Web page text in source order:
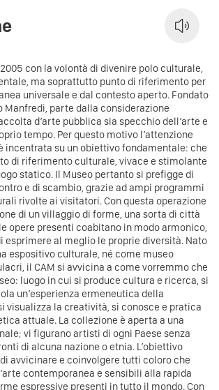
con la volontà di divenire polo culturale,
ma soprattutto punto di riferimento per
universale e dal contesto aperto. Fondato
Manfredi, parte dalla considerazione
d’arte pubblica sia specchio dell’arte e
tempo. Per questo motivo l’attenzione
incentrata su un obiettivo fondamentale: che
di riferimento culturale, vivace e stimolante
statico. Il Museo pertanto si prefigge di
e di scambio, grazie ad ampi programmi
rivolte ai visitatori. Con questa operazione
di un villaggio di forme, una sorta di città
opere presenti coabitano in modo armonico,
esprimere al meglio le proprie diversità. Nato
espositivo culturale, né come museo
il CAM si avvicina a come vorremmo che
luogo in cui si produce cultura e ricerca, si
un’esperienza ermeneutica della
visualizza la creatività, si conosce e pratica
attuale. La collezione è aperta a una
vi figurano artisti di ogni Paese senza
di alcuna nazione o etnia. L’obiettivo
avvicinare e coinvolgere tutti coloro che
contemporanea e sensibili alla rapida
espressive presenti in tutto il mondo. Con